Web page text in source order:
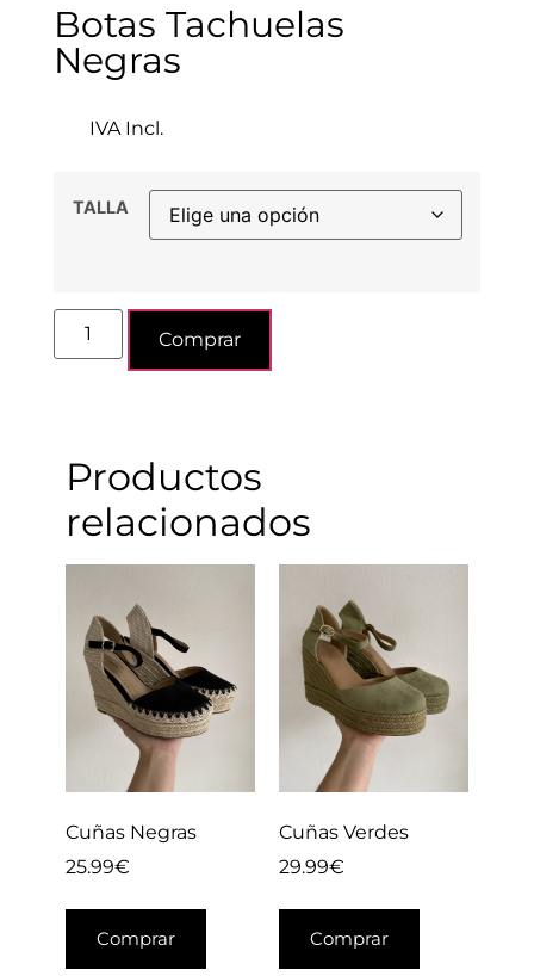
Botas Tachuelas
Negras
IVA Incl.
TALLA
Comprar
Productos
relacionados
Cuñas Negras
25.99€
Comprar
Cuñas Verdes
29.99€
Comprar